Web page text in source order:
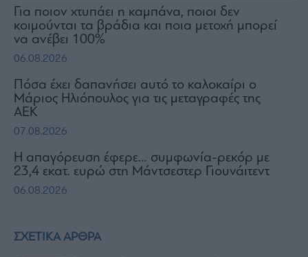
ΣΧΕΤΙΚΑ ΑΡΘΡΑ
Για ποιον χτυπάει η καμπάνα, ποιοι δεν
κοιμούνται τα βράδια και ποια μετοχή μπορεί
να ανέβει 100%
06.08.2026
Πόσα έχει δαπανήσει αυτό το καλοκαίρι ο
Μάριος Ηλιόπουλος για τις μεταγραφές της
ΑΕΚ
07.08.2026
Η απαγόρευση έφερε… συμφωνία-ρεκόρ με
23,4 εκατ. ευρώ στη Μάντσεστερ Γιουνάιτεντ
06.08.2026